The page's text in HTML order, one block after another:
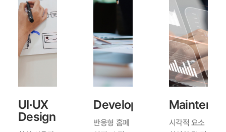
UI·UX
Design
Development
반응형 홈페
시각적 요소